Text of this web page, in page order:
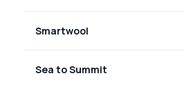
Smartwool
Sea to Summit